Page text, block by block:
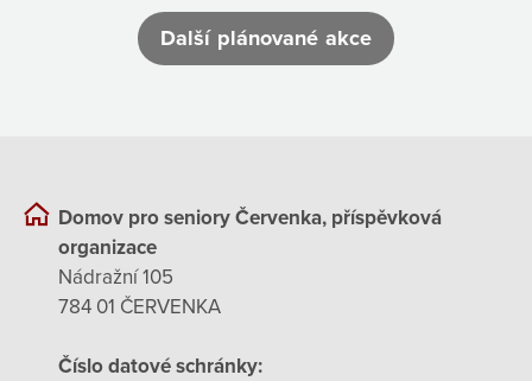
Další plánované akce
Domov pro seniory Červenka, příspěvková
organizace
Nádražní 105
784 01 ČERVENKA
Číslo datové schránky: